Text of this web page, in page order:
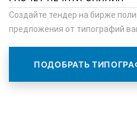
Создайте тендер на бирже
предложения от типографий
ПОДОБРАТЬ